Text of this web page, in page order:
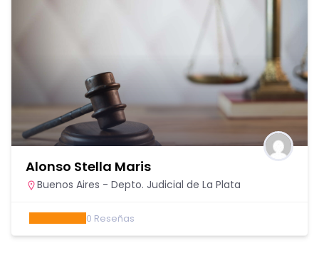
Alonso Stella Maris
Buenos Aires - Depto. Judicial de La Plata
0 Reseñas